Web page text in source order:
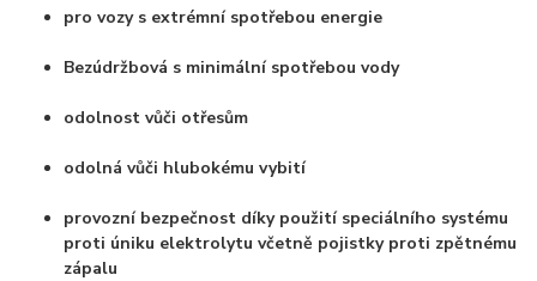
pro vozy s extrémní spotřebou energie
Bezúdržbová s minimální spotřebou vody
odolnost vůči otřesům
odolná vůči hlubokému vybití
provozní bezpečnost díky použití speciálního systému
proti úniku elektrolytu včetně pojistky proti zpětnému
zápalu